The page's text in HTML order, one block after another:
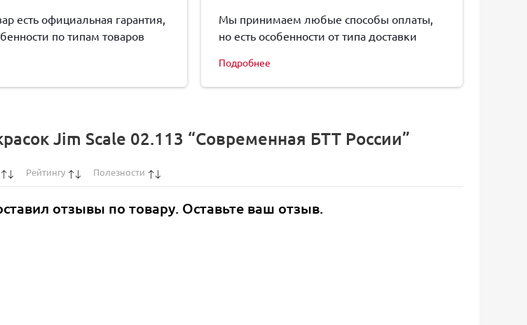
есть официальная гарантия,
по типам товаров
Мы принимаем любые способы оплаты,
но есть особенности от типа доставки
Подробнее
Jim Scale 02.113 “Современная БТТ России”
Рейтингу Полезности
отзывы по товару. Оставьте ваш отзыв.